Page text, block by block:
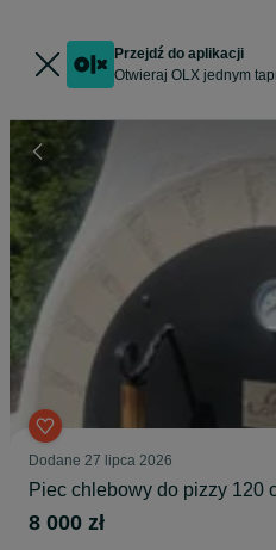
Przejdź do aplikacji
Otwieraj OLX jednym
Dodane 27 lipca 2026
Piec chlebowy do pizzy 120
8 000 zł